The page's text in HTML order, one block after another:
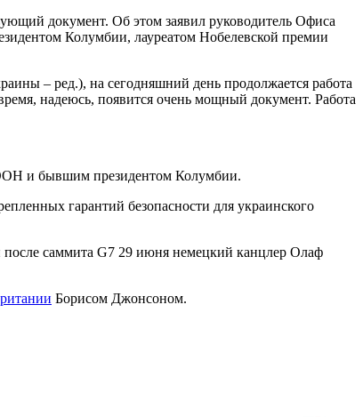
документ. Об этом заявил руководитель Офиса
Колумбии, лауреатом Нобелевской премии
– ред.), на сегодняшний день продолжается работа
надеюсь, появится очень мощный документ. Работа
ООН и бывшим президентом Колумбии.
гарантий безопасности для украинского
после саммита G7 29 июня немецкий канцлер Олаф
Борисом Джонсоном.